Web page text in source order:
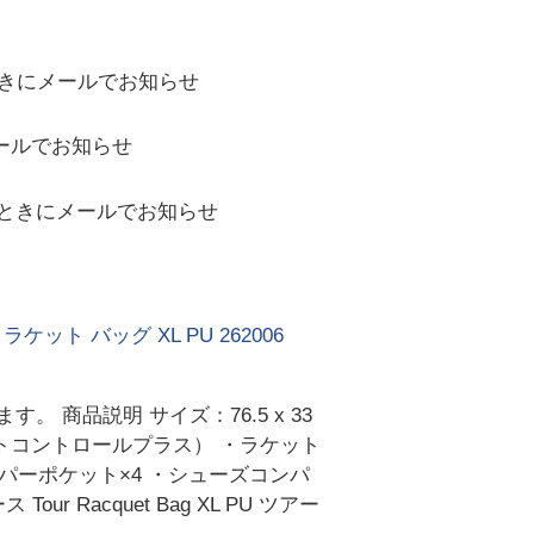
にメールでお知らせ
ルでお知らせ
きにメールでお知らせ
ケット バッグ XL PU 262006
す。 商品説明 サイズ：76.5 x 33
ントロールプラス） ・ラケット
ーポケット×4 ・シューズコンパ
Tour Racquet Bag XL PU ツアー